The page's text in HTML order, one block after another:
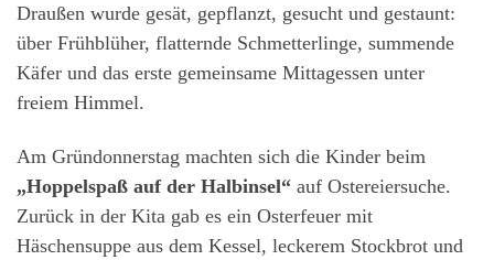
Draußen wurde gesät, gepflanzt, gesucht und gestaunt:
über Frühblüher, flatternde Schmetterlinge, summende
Käfer und das erste gemeinsame Mittagessen unter
freiem Himmel.
Am Gründonnerstag machten sich die Kinder beim
„Hoppelspaß auf der Halbinsel“ auf Ostereiersuche.
Zurück in der Kita gab es ein Osterfeuer mit
Häschensuppe aus dem Kessel, leckerem Stockbrot und